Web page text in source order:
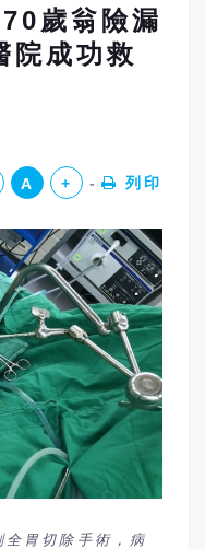
歲翁險漏
院成功救
A + 列印
胃切除手術，病